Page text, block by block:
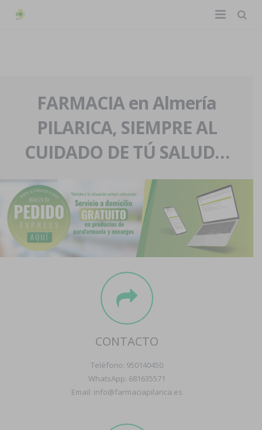
La farmacia
Nuestra historia
Nuestro equipo
Eventos
Servicios y reservas
Pedidos express
Blog
Contacto
Boletín
FARMACIA en Almería
PILARICA, SIEMPRE AL
CUIDADO DE TÚ SALUD…
CONTACTO
Teléfono: 950140450
WhatsApp: 681635571
Email: info@farmaciapilarica.es